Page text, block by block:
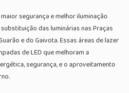
segurança e melhor iluminação
das luminárias nas Praças
e do Gaivota. Essas áreas de lazer
de LED que melhoram a
segurança, e o aproveitamento